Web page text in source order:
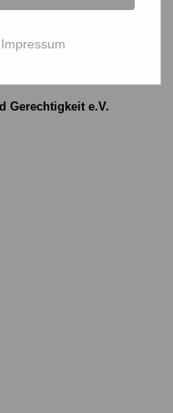
Gerechtigkeit e.V.
Impressum